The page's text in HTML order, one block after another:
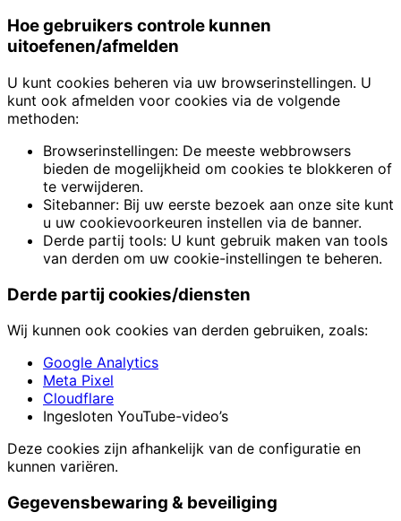
Hoe gebruikers controle kunnen
uitoefenen/afmelden
U kunt cookies beheren via uw browserinstellingen. U
kunt ook afmelden voor cookies via de volgende
methoden:
Browserinstellingen: De meeste webbrowsers
bieden de mogelijkheid om cookies te blokkeren of
te verwijderen.
Sitebanner: Bij uw eerste bezoek aan onze site kunt
u uw cookievoorkeuren instellen via de banner.
Derde partij tools: U kunt gebruik maken van tools
van derden om uw cookie-instellingen te beheren.
Derde partij cookies/diensten
Wij kunnen ook cookies van derden gebruiken, zoals:
Google Analytics
Meta Pixel
Cloudflare
Ingesloten YouTube-video’s
Deze cookies zijn afhankelijk van de configuratie en
kunnen variëren.
Gegevensbewaring & beveiliging